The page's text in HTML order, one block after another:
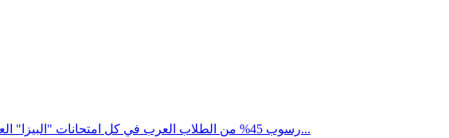
رسوب 45% من الطلاب العرب في كل امتحانات "البيزا" العالمية (مقارنة ب 12% من الطلاب اليهود) وفشل 64% من الطلاب العرب في امتحان الرياضيات و 56% في امتحان القراءة...